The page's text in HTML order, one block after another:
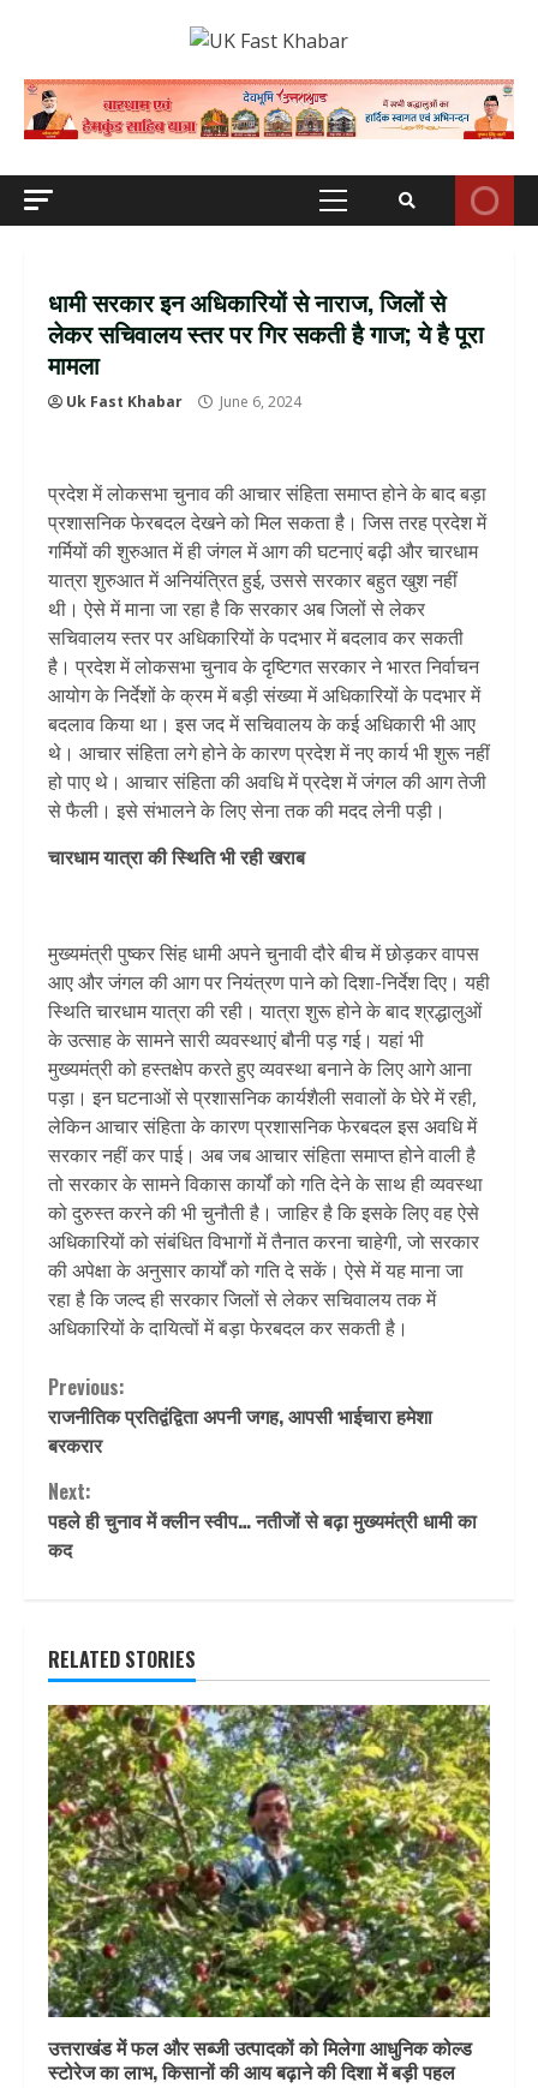
Primary
धामी सरकार इन अधिकारियों से नाराज, जिलों से
लेकर सचिवालय स्तर पर गिर सकती है गाज; ये है पूरा
मामला
Uk Fast Khabar June 6, 2024
प्रदेश में लोकसभा चुनाव की आचार संहिता समाप्त होने के बाद बड़ा
प्रशासनिक फेरबदल देखने को मिल सकता है। जिस तरह प्रदेश में
गर्मियों की शुरुआत में ही जंगल में आग की घटनाएं बढ़ी और चारधाम
यात्रा शुरुआत में अनियंत्रित हुई, उससे सरकार बहुत खुश नहीं
थी। ऐसे में माना जा रहा है कि सरकार अब जिलों से लेकर
सचिवालय स्तर पर अधिकारियों के पदभार में बदलाव कर सकती
है। प्रदेश में लोकसभा चुनाव के दृष्टिगत सरकार ने भारत निर्वाचन
आयोग के निर्देशों के क्रम में बड़ी संख्या में अधिकारियों के पदभार में
बदलाव किया था। इस जद में सचिवालय के कई अधिकारी भी आए
थे। आचार संहिता लगे होने के कारण प्रदेश में नए कार्य भी शुरू नहीं
हो पाए थे। आचार संहिता की अवधि में प्रदेश में जंगल की आग तेजी
से फैली। इसे संभालने के लिए सेना तक की मदद लेनी पड़ी।
चारधाम यात्रा की स्थिति भी रही खराब
मुख्यमंत्री पुष्कर सिंह धामी अपने चुनावी दौरे बीच में छोड़कर वापस
आए और जंगल की आग पर नियंत्रण पाने को दिशा-निर्देश दिए। यही
स्थिति चारधाम यात्रा की रही। यात्रा शुरू होने के बाद श्रद्धालुओं
के उत्साह के सामने सारी व्यवस्थाएं बौनी पड़ गई। यहां भी
मुख्यमंत्री को हस्तक्षेप करते हुए व्यवस्था बनाने के लिए आगे आना
पड़ा। इन घटनाओं से प्रशासनिक कार्यशैली सवालों के घेरे में रही,
लेकिन आचार संहिता के कारण प्रशासनिक फेरबदल इस अवधि में
सरकार नहीं कर पाई। अब जब आचार संहिता समाप्त होने वाली है
तो सरकार के सामने विकास कार्यों को गति देने के साथ ही व्यवस्था
को दुरुस्त करने की भी चुनौती है। जाहिर है कि इसके लिए वह ऐसे
अधिकारियों को संबंधित विभागों में तैनात करना चाहेगी, जो सरकार
की अपेक्षा के अनुसार कार्यों को गति दे सकें। ऐसे में यह माना जा
रहा है कि जल्द ही सरकार जिलों से लेकर सचिवालय तक में
अधिकारियों के दायित्वों में बड़ा फेरबदल कर सकती है।
Continue
Reading
Previous:
राजनीतिक प्रतिद्वंद्विता अपनी जगह, आपसी भाईचारा हमेशा
बरकरार
Next:
पहले ही चुनाव में क्‍लीन स्‍वीप… नतीजों से बढ़ा मुख्यमंत्री धामी का
कद
RELATED STORIES
उत्तराखंड में फल और सब्जी उत्पादकों को मिलेगा आधुनिक कोल्ड
स्टोरेज का लाभ, किसानों की आय बढ़ाने की दिशा में बड़ी पहल